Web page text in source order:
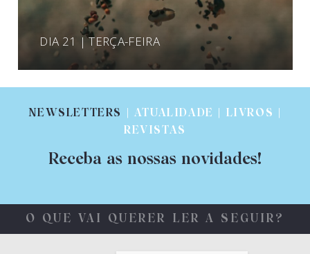
DIA 21 | TERÇA-FEIRA
NEWSLETTERS
| ATUALIDADE | LIVROS |
REVISTAS
Receba as nossas novidades!
O QUE VAI QUERER LER A SEGUIR?